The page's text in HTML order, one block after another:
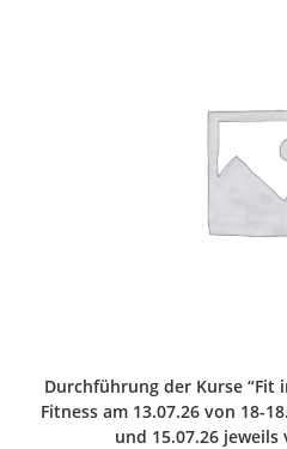
Durchführung der Kurse “Fit
Fitness am 13.07.26 von 18-
und 15.07.26 jeweils